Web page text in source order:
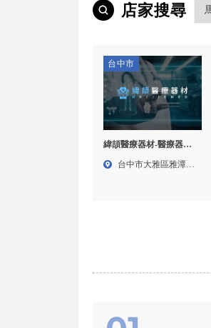
店家搜尋
台中市
緯頡醫療器材-醫療器材,
無障礙施工,醫療輔具,台
台中市大雅區雅潭路